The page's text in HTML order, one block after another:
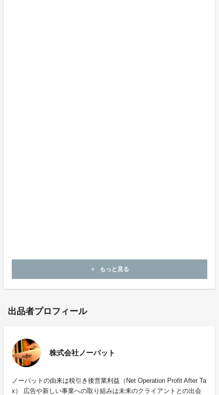
add もっと見る
出品者プロフィール
株式会社ノーパット
ノーパットの由来は税引き後営業利益（Net Operation Profit After Ta
x） 広告や新しい事業への取り組みは未来のクライアントとの出会